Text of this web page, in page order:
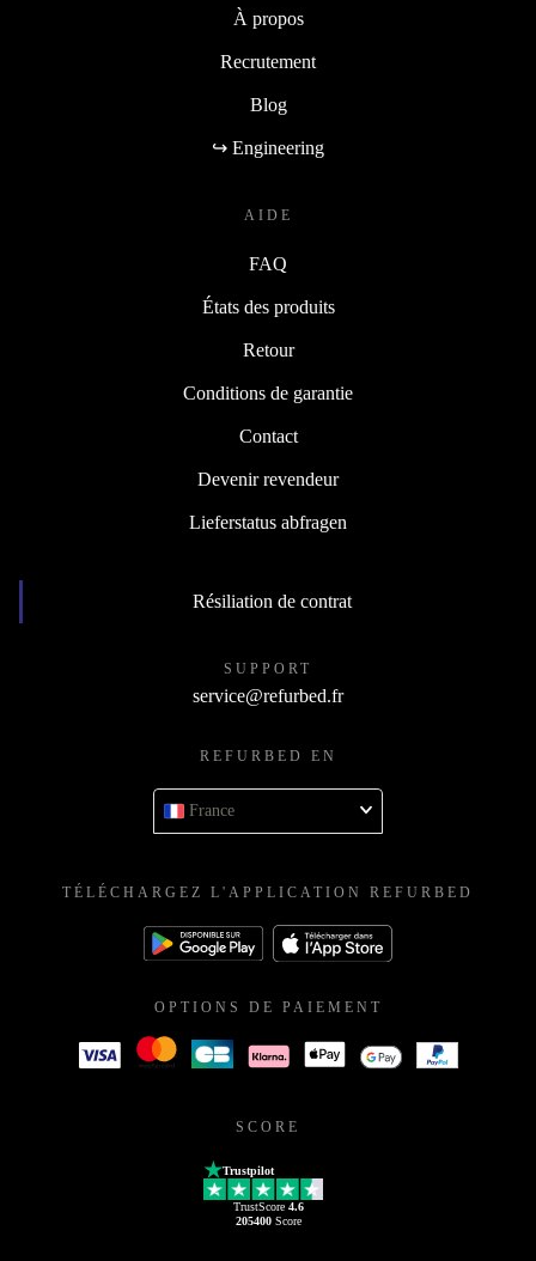
À propos
Recrutement
Blog
↪ Engineering
AIDE
FAQ
États des produits
Retour
Conditions de garantie
Contact
Devenir revendeur
Lieferstatus abfragen
Résiliation de contrat
SUPPORT
service@refurbed.fr
REFURBED EN
France
TÉLÉCHARGEZ L'APPLICATION REFURBED
OPTIONS DE PAIEMENT
SCORE
Trustpilot
TrustScore 4.6
205400Score